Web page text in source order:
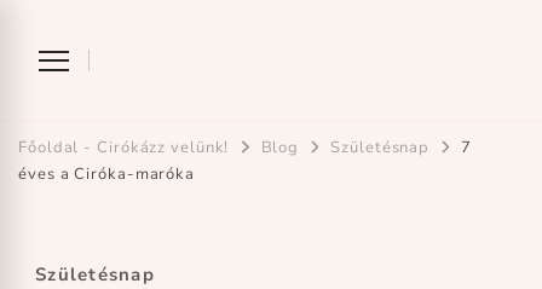
Főoldal - Cirókázz velünk! Blog Születésnap
7
éves a Ciróka-maróka
Születésnap